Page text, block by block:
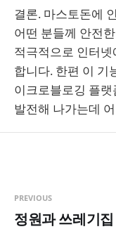
결론. 마스토돈에
어떤 분들께 안전
적극적으로 인터
합니다. 한편 이 기
이크로블로깅 플
발전해 나가는데
PREVIOUS
정원과 쓰레기집